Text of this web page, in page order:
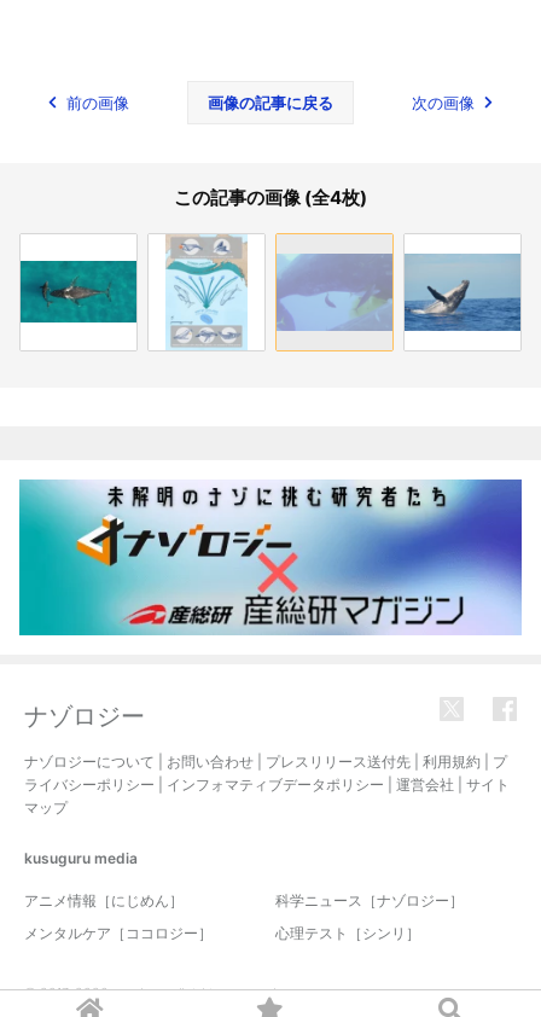
前の画像 画像の記事に戻る 次の画像
この記事の画像 (全4枚)
ナゾロジー
ナゾロジーについて お問い合わせ プレスリリース送付先 利用規約
プ
ライバシーポリシー
インフォマティブデータポリシー 運営会社
サイト
マップ
kusuguru media
アニメ情報［にじめん］
科学ニュース［ナゾロジー］
メンタルケア［ココロジー］
心理テスト［シンリ］
© 2017-2026 nazology. all rights reserved.